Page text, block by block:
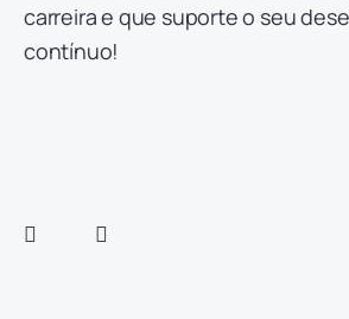
carreira e que suporte o seu
contínuo!